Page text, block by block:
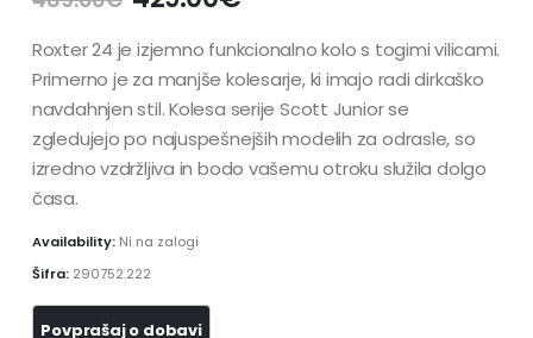
Roxter 24 je izjemno funkcionalno kolo s togimi vilicami.
Primerno je za manjše kolesarje, ki imajo radi dirkaško
navdahnjen stil. Kolesa serije Scott Junior se
zgledujejo po najuspešnejših modelih za odrasle, so
izredno vzdržljiva in bodo vašemu otroku služila dolgo
časa.
Availability: Ni na zalogi
Šifra: 290752.222